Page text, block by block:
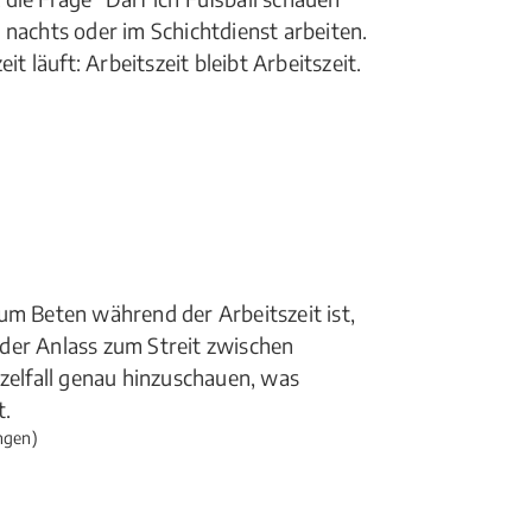
oder im Schichtdienst arbeiten.
läuft: Arbeitszeit bleibt Arbeitszeit.
Beten während der Arbeitszeit ist,
Anlass zum Streit zwischen
genau hinzuschauen, was